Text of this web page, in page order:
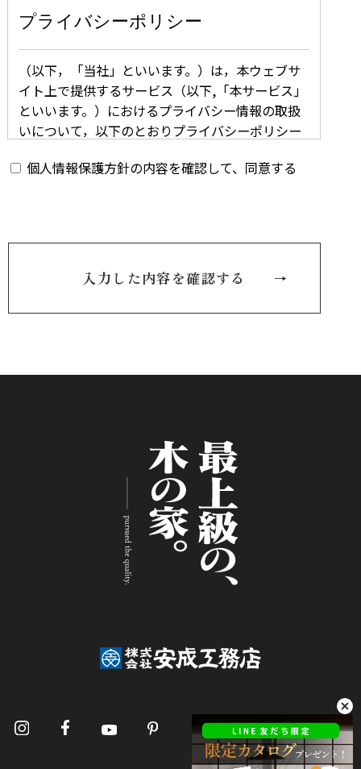
プライバシーポリシー
（以下，「当社」といいます。）は，本ウェブサ
イト上で提供するサービス（以下,「本サービス」
といいます。）におけるプライバシー情報の取扱
いについて，以下のとおりプライバシーポリシー
す。
プライバシー情報のうち「個人情報」とは，個人
情報保護法にいう「個人情報」を指すものとし，
生存する個人に関する情報であって，当該情報に
情報を指します。
だいた商品，ご覧になったページや広告の履歴，
ユーザーが検索された検索キーワード，ご利用日
時，ご利用の方法，ご利用環境，郵便番号や性
別，職業，年齢，ユーザーのIPアドレス，クッキ
ー情報，位置情報，端末の個体識別情報などを指
当社は，ユーザーが利用登録をする際に氏名，生
年月日，住所，電話番号，メールアドレス，銀行
号などの個人情報をお尋ねすることがあります。
また，ユーザーと提携先などとの間でなされたユ
ーザーの個人情報を含む取引記録や，決済に関す
個人情報保護方針の内容を確認して、同意する
入力した内容を確認する